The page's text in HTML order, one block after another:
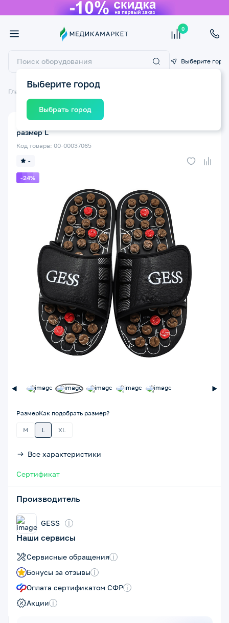
0
Выберите город
Выберите город
Выбрать город
Главная Массажное оборудование
-24%
-
Код товара: 00-00037065
размер L
РазмерКак подобрать размер?
M L XL
Все характеристики
Сертификат
Производитель
GESS i
Наши сервисы
Сервисные обращения i
Бонусы за отзывы i
Оплата сертификатом СФР i
Акции i